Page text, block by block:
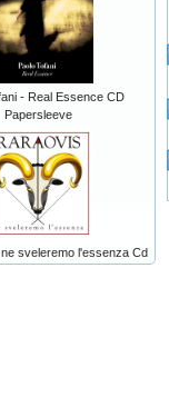
- Real Essence CD
Papersleeve
sveleremo l'essenza Cd